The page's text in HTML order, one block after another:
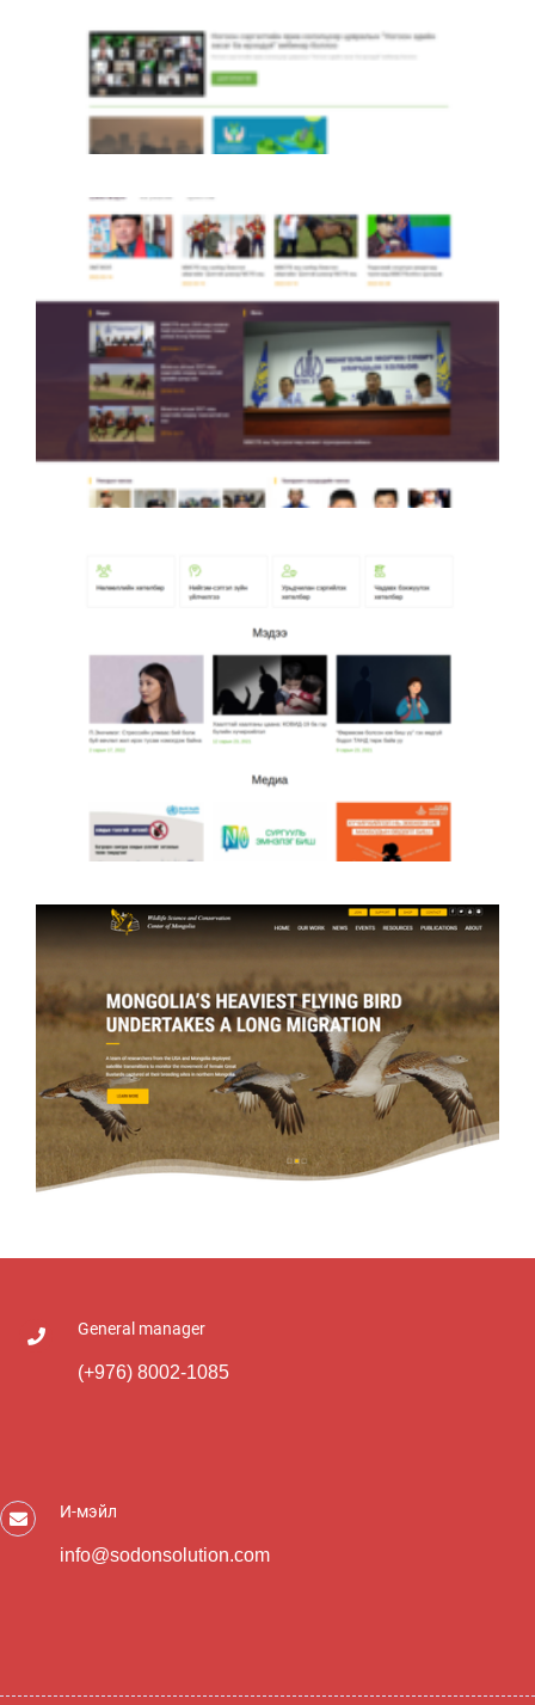
Nogoonhutuch.mn
Morinerdene.mn
Хөөрхөн Зүрх ТББ
Wscc.org.mn
General manager
(+976) 8002-1085
И-мэйл
info@sodonsolution.com